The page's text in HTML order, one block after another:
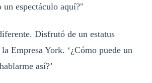
un espectáculo aquí?"
Disfrutó de un estatus
Empresa York. ‘¿Cómo puede un
así?’